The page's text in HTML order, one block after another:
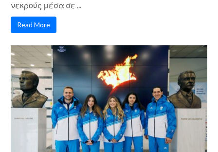
νεκρούς μέσα σε ...
Read More